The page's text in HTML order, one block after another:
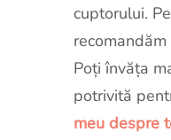
cuptorului.
Poți învăța
potrivită
meu despre